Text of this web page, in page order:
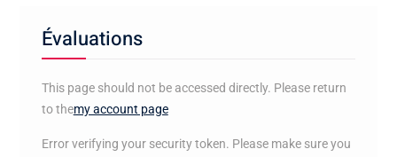
Évaluations
This page should not be accessed directly. Please return
to themy account page
Error verifying your security token. Please make sure you